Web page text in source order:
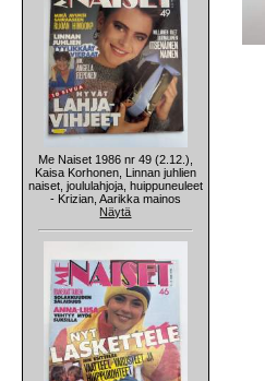
Me Naiset 1986 nr 49 (2.12.),
Kaisa Korhonen, Linnan juhlien
naiset, joululahjoja, huippuneuleet
- Krizian, Aarikka mainos
Näytä